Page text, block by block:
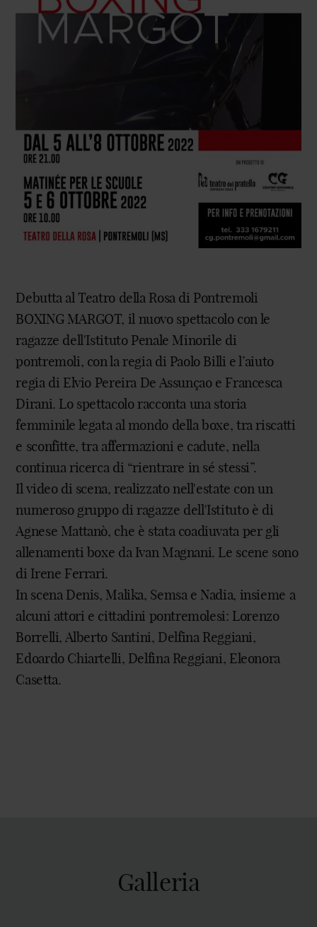
Debutta al Teatro della Rosa di Pontremoli
BOXING MARGOT, il nuovo spettacolo con le
ragazze dell'Istituto Penale Minorile di
pontremoli, con la regia di Paolo Billi e l’aiuto
regia di Elvio Pereira De Assunçao e Francesca
Dirani. Lo spettacolo racconta una storia
femminile legata al mondo della boxe, tra riscatti
e sconfitte, tra affermazioni e cadute, nella
continua ricerca di “rientrare in sé stessi”.
Il video di scena, realizzato nell'estate con un
numeroso gruppo di ragazze dell'Istituto è di
Agnese Mattanò, che è stata coadiuvata per gli
allenamenti boxe da Ivan Magnani. Le scene sono
di Irene Ferrari.
In scena Denis, Malika, Semsa e Nadia, insieme a
alcuni attori e cittadini pontremolesi: Lorenzo
Borrelli, Alberto Santini, Delfina Reggiani,
Edoardo Chiartelli, Delfina Reggiani, Eleonora
Casetta.
Galleria